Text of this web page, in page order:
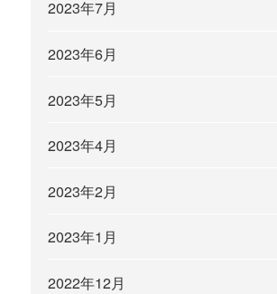
2023年7月
2023年6月
2023年5月
2023年4月
2023年2月
2023年1月
2022年12月